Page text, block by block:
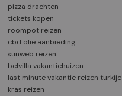
pizza drachten
tickets kopen
roompot reizen
cbd olie aanbieding
sunweb reizen
belvilla vakantiehuizen
last minute vakantie reizen turkije
kras reizen